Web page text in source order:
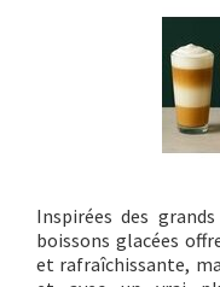
Inspirées des
boissons glacées
et rafraîchissante,